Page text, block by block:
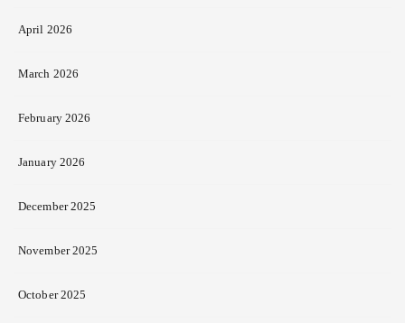
April 2026
March 2026
February 2026
January 2026
December 2025
November 2025
October 2025